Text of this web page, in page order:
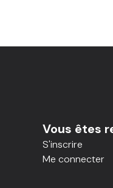
Vous êtes
S'inscrire
Me connecter